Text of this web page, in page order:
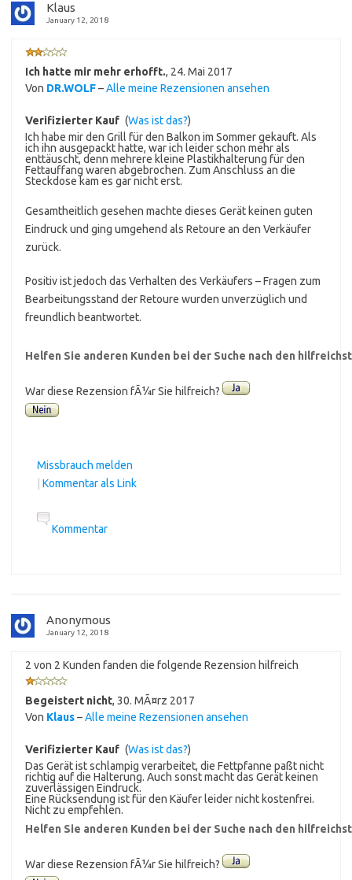
Klaus
January 12, 2018
Ich hatte mir mehr erhofft., 24. Mai 2017
Von DR.WOLF–Alle meine Rezensionen ansehen
Verifizierter Kauf (Was ist das?)
Ich habe mir den Grill für den Balkon im Sommer gekauft. Als
ich ihn ausgepackt hatte, war ich leider schon mehr als
enttäuscht, denn mehrere kleine Plastikhalterung für den
Fettauffang waren abgebrochen. Zum Anschluss an die
Steckdose kam es gar nicht erst.
Gesamtheitlich gesehen machte dieses Gerät keinen guten
Eindruck und ging umgehend als Retoure an den Verkäufer
zurück.
Positiv ist jedoch das Verhalten des Verkäufers – Fragen zum
Bearbeitungsstand der Retoure wurden unverzüglich und
freundlich beantwortet.
Helfen Sie anderen Kunden bei der Suche nach den
War diese Rezension fÃ¼r Sie hilfreich?
Missbrauch melden
Kommentar als Link
Kommentar
Anonymous
January 12, 2018
2 von 2 Kunden fanden die folgende Rezension hilfreich
Begeistert nicht, 30. MÃ¤rz 2017
Von Klaus–Alle meine Rezensionen ansehen
Verifizierter Kauf (Was ist das?)
Das Gerät ist schlampig verarbeitet, die Fettpfanne paßt nicht
richtig auf die Halterung. Auch sonst macht das Gerät keinen
zuverlässigen Eindruck.
Eine Rücksendung ist für den Käufer leider nicht kostenfrei.
Nicht zu empfehlen.
Helfen Sie anderen Kunden bei der Suche nach den
War diese Rezension fÃ¼r Sie hilfreich?